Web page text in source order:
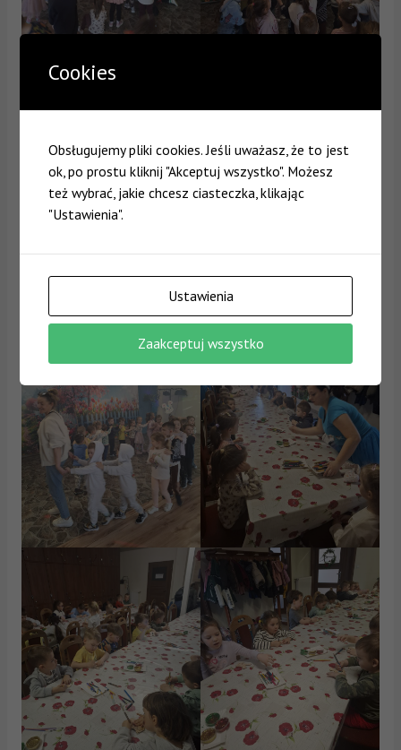
Cookies
Obsługujemy pliki cookies. Jeśli uważasz, że to jest
ok, po prostu kliknij "Akceptuj wszystko". Możesz
też wybrać, jakie chcesz ciasteczka, klikając
"Ustawienia".
Ustawienia
Zaakceptuj wszystko